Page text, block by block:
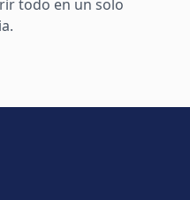
todo en un solo